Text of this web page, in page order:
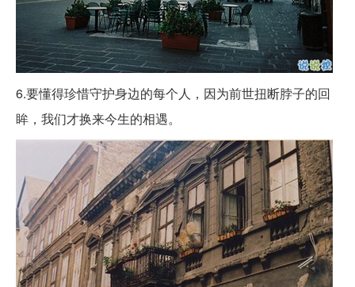
6.要懂得珍惜守护身边的每个人，因为前世扭断脖子的回
眸，我们才换来今生的相遇。 ​​​​​​ ​​​​